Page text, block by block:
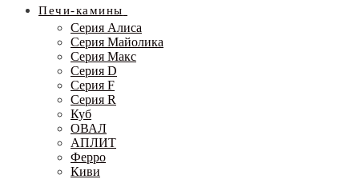
Печи-камины
Серия Алиса
Серия Майолика
Серия Макс
Серия D
Серия F
Серия R
Куб
ОВАЛ
АПЛИТ
Ферро
Киви